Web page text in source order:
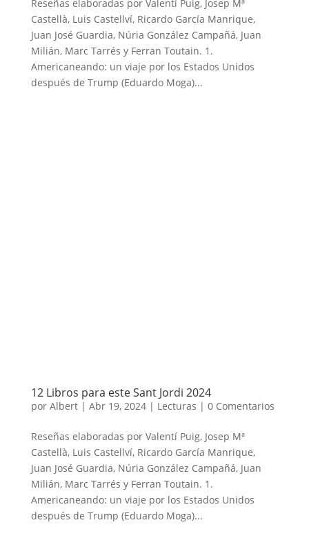
Reseñas elaboradas por Valentí Puig, Josep Mª
Castellà, Luis Castellví, Ricardo García Manrique,
Juan José Guardia, Núria González Campañá, Juan
Milián, Marc Tarrés y Ferran Toutain. ​1.
Americaneando: un viaje por los Estados Unidos
después de Trump (Eduardo Moga)...
12 Libros para este Sant Jordi 2024
por Albert| Abr 19, 2024| Lecturas | 0 Comentarios
Reseñas elaboradas por Valentí Puig, Josep Mª
Castellà, Luis Castellví, Ricardo García Manrique,
Juan José Guardia, Núria González Campañá, Juan
Milián, Marc Tarrés y Ferran Toutain. ​1.
Americaneando: un viaje por los Estados Unidos
después de Trump (Eduardo Moga)...